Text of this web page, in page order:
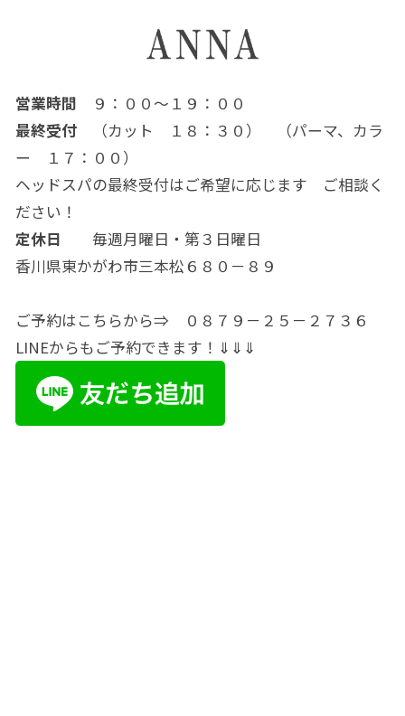
営業時間 ９：００～１９：００
最終受付（カット １８：３０） （パーマ、カラ
ー １７：００）
ヘッドスパの最終受付はご希望に応じます ご相談く
ださい！
定休日 毎週月曜日・第３日曜日
香川県東かがわ市三本松６８０－８９
ご予約はこちらから⇒ ０８７９－２５－２７３６
LINEからもご予約できます！⇓⇓⇓